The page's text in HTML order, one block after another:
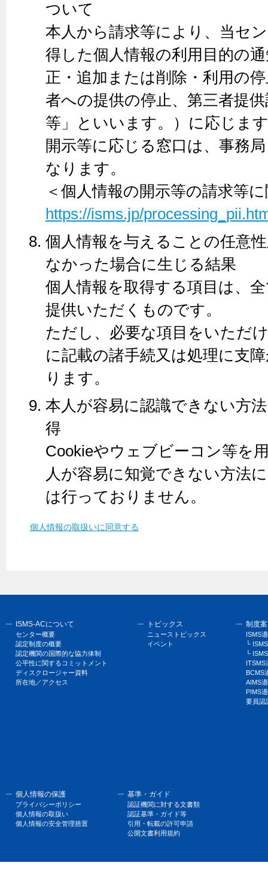
ついて
本人から請求等により、当セ
得した個人情報の利用目的の
正・追加または削除・利用の
者への提供の停止、第三者提
等」といいます。）に応じま
開示等に応じる窓口は、事務
なります。
＜個人情報の開示等の請求等
https://isms.jp/
個人情報を与えることの任意
なかった場合に生じる結果
個人情報を取得する項目は、
提供いただくものです。
ただし、必要な項目をいただ
に記載の諸手続又は処理に支
ります。
本人が容易に認識できない方
得
Cookieやウェブビーコン等を
人が容易に知覚できない方法
は行っておりません。
個人情報の取扱いに同意する
ISMS-ACについて
センター概要
認定制度の概要
認定機関の国際的な協力体制
公平性に関するコミットメント
ディスクロージャー資料
所在地／アクセス
トピックス
ニューストピックス
イベント
制度
ISMS
└
└
ITSMS
BCMS
AIMS
PIMS
要員認
個人情報の保護
プライバシーポリシー
個人情報の取扱い
個人情報の安全管理措置
基準・ガイド
認証機関に対する文書類
認証基準・ガイド等
引用・転載の許可申請
公開文書利用規約